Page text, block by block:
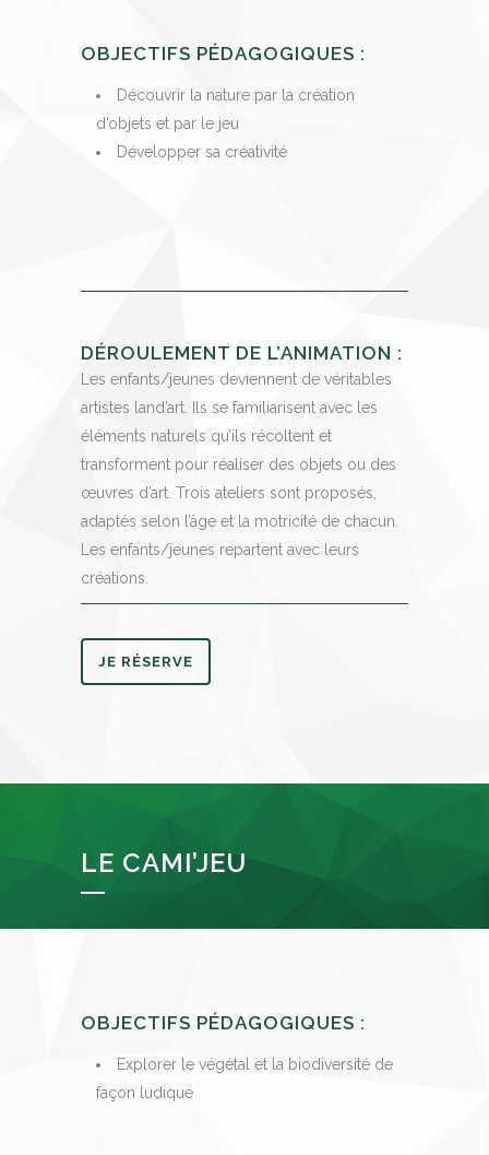
OBJECTIFS PÉDAGOGIQUES :
Découvrir la nature par la création
d’objets et par le jeu
Développer sa créativité
DÉROULEMENT DE L’ANIMATION :
Les enfants/jeunes deviennent de véritables
artistes land’art. Ils se familiarisent avec les
éléments naturels qu’ils récoltent et
transforment pour réaliser des objets ou des
œuvres d’art. Trois ateliers sont proposés,
adaptés selon l’âge et la motricité de chacun.
Les enfants/jeunes repartent avec leurs
créations.
JE RÉSERVE
LE CAMI’JEU
OBJECTIFS PÉDAGOGIQUES :
Explorer le végétal et la biodiversité de
façon ludique